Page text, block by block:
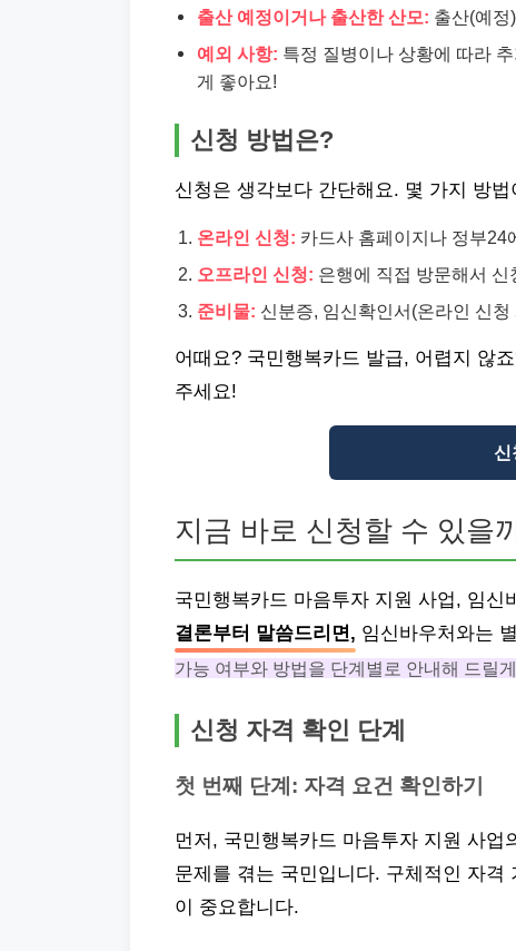
출산 예정이거나 출산한 산모: 출산(예정
예외 사항: 특정 질병이나 상황에 따라
게 좋아요!
신청 방법은?
신청은 생각보다 간단해요. 몇 가지 방법
온라인 신청: 카드사 홈페이지나 정부24
오프라인 신청: 은행에 직접 방문해서
준비물: 신분증, 임신확인서(온라인 신
어때요? 국민행복카드 발급, 어렵지 않
주세요!
신
지금 바로 신청할 수 있을
국민행복카드 마음투자 지원 사업, 임신
결론부터 말씀드리면, 임신바우처와는
가능 여부와 방법을 단계별로 안내해 드릴
신청 자격 확인 단계
첫 번째 단계: 자격 요건 확인하기
먼저, 국민행복카드 마음투자 지원 사
문제를 겪는 국민입니다. 구체적인 자격
이 중요합니다.